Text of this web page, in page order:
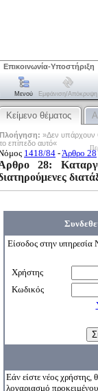
Επικοινωνία-Υποστήριξη
Μενού Εμφάνιση/απόκρυψη
Κείμενο θέματος